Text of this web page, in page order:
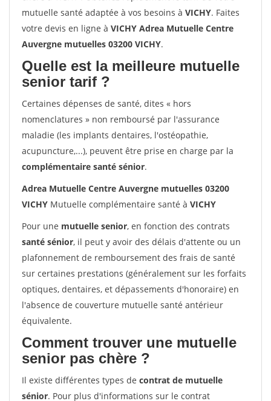
mutuelle santé adaptée à vos besoins à VICHY. Faites
votre devis en ligne à VICHY Adrea Mutuelle Centre
Auvergne mutuelles 03200 VICHY.
Quelle est la meilleure mutuelle
senior tarif ?
Certaines dépenses de santé, dites « hors
nomenclatures » non remboursé par l'assurance
maladie (les implants dentaires, l'ostéopathie,
acupuncture,...), peuvent être prise en charge par la
complémentaire santé sénior.
Adrea Mutuelle Centre Auvergne mutuelles 03200
VICHY Mutuelle complémentaire santé à VICHY
Pour une mutuelle senior, en fonction des contrats
santé sénior, il peut y avoir des délais d'attente ou un
plafonnement de remboursement des frais de santé
sur certaines prestations (généralement sur les forfaits
optiques, dentaires, et dépassements d'honoraire) en
l'absence de couverture mutuelle santé antérieur
équivalente.
Comment trouver une mutuelle
senior pas chère ?
Il existe différentes types de contrat de mutuelle
sénior. Pour plus d'informations sur le contrat